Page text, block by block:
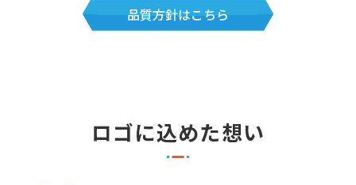
品質方針はこちら
ロゴに込めた想い